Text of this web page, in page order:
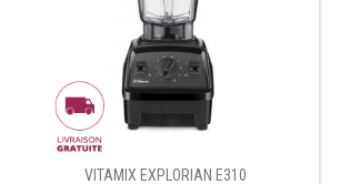
VITAMIX EXPLORIAN E310